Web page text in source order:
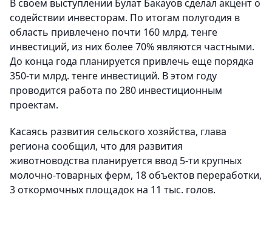
В своем выступлении Булат Бакауов сделал акцент о
содействии инвесторам. По итогам полугодия в
область привлечено почти 160 млрд. тенге
инвестиций, из них более 70% являются частными.
До конца года планируется привлечь еще порядка
350-ти млрд. тенге инвестиций. В этом году
проводится работа по 280 инвестиционным
проектам.
Касаясь развития сельского хозяйства, глава
региона сообщил, что для развития
животноводства планируется ввод 5-ти крупных
молочно-товарных ферм, 18 объектов переработки,
3 откормочных площадок на 11 тыс. голов.